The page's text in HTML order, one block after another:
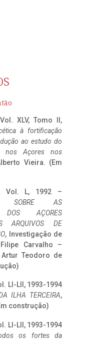
XLV, Tomo II,
à fortificação
ao estudo do
nos Açores nos
Vieira. (Em
Vol. L, 1992 –
SOBRE AS
DOS AÇORES
ARQUIVOS DE
, Investigação de
Carvalho –
Teodoro de
LI-LII, 1993-1994
ILHA TERCEIRA,
construção)
LI-LII, 1993-1994
os fortes da